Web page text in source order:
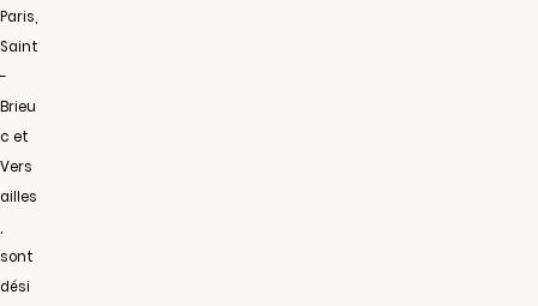
Paris,
Saint
-
Brieu
c et
Vers
ailles
sont
dési